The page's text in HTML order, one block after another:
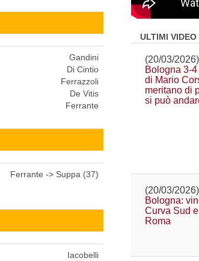
Gandini
Di Cintio
Ferrazzoli
De Vitis
Ferrante
Ferrante -> Suppa (37)
Iacobelli
ULTIMI VIDEO
(20/03/2026)
Bologna 3-
di Mario
meritano di
si può
(20/03/2026)
Bologna:
Curva Sud
Roma